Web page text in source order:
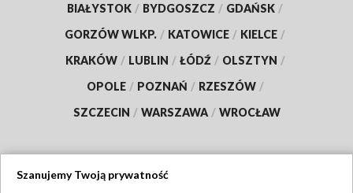
BIAŁYSTOK / BYDGOSZCZ / GDAŃSK /
GORZÓW WLKP. / KATOWICE / KIELCE /
KRAKÓW / LUBLIN / ŁÓDŹ / OLSZTYN /
OPOLE / POZNAŃ / RZESZÓW /
SZCZECIN / WARSZAWA / WROCŁAW
Szanujemy Twoją prywatność